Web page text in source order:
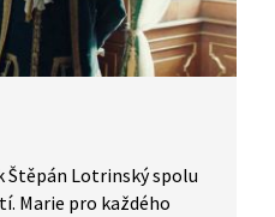
Štěpán Lotrinský spolu
Marie pro každého